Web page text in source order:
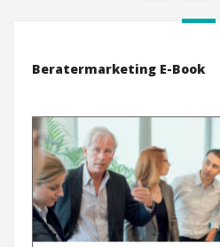
Beratermarketing E-Book